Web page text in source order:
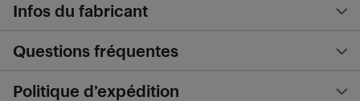
Infos du fabricant
Questions fréquentes
Politique d’expédition